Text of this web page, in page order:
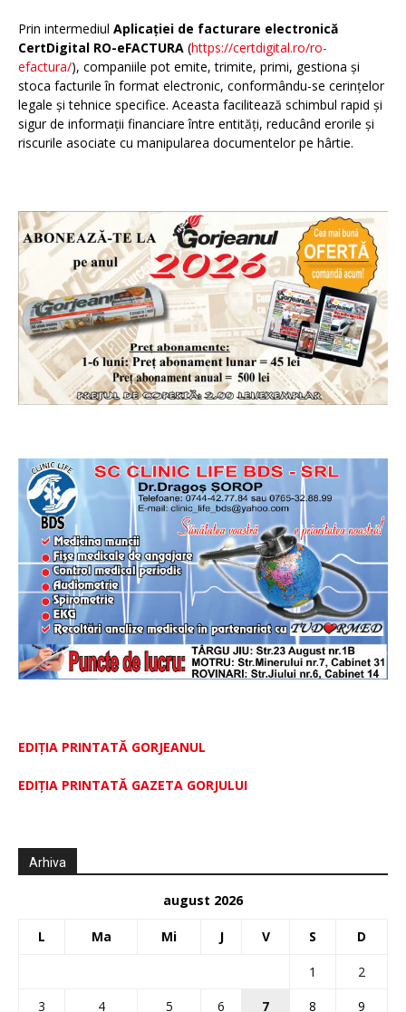
Prin intermediul Aplicației de facturare electronică
CertDigital RO-eFACTURA (https://certdigital.ro/ro-
efactura/), companiile pot emite, trimite, primi, gestiona și
stoca facturile în format electronic, conformându-se cerințelor
legale și tehnice specifice. Aceasta facilitează schimbul rapid și
sigur de informații financiare între entități, reducând erorile și
riscurile asociate cu manipularea documentelor pe hârtie.
EDIȚIA PRINTATĂ GORJEANUL
EDIŢIA PRINTATĂ GAZETA GORJULUI
Arhiva
august 2026
L Ma Mi J V S D
1
2
3
4 5 6 7 8 9